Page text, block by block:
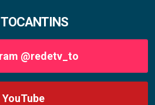
@redetv_to
YouTube